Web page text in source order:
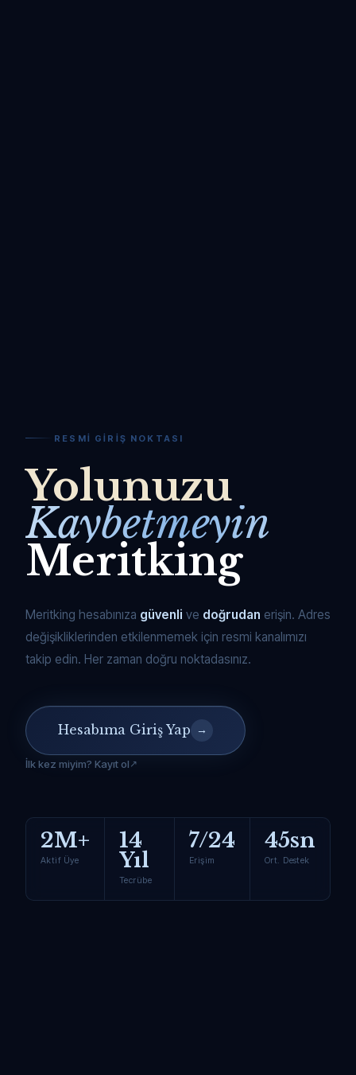
RESMI GIRIŞ NOKTASI
Yolunuzu
Kaybetmeyin
Meritking
Meritking hesabınıza güvenli ve doğrudan erişin. Adres
değişikliklerinden etkilenmemek için resmi kanalımızı
takip edin. Her zaman doğru noktadasınız.
Hesabıma Giriş Yap →
İlk kez miyim? Kayıt ol
2M+
Aktif Üye
14
Yıl
Tecrübe
7/24
Erişim
45sn
Ort. Destek